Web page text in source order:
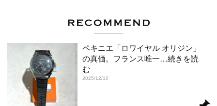
ペキニエ「ロワイヤル オリジン」
の真価。フランス唯一…続きを読
む
2025/12/10